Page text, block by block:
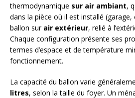
thermodynamique sur air ambiant,
dans la pièce où il est installé
ballon sur air extérieur, relié à
Chaque configuration présente ses
termes d’espace et de température
fonctionnement.
La capacité du ballon varie
litres, selon la taille du foyer. Un